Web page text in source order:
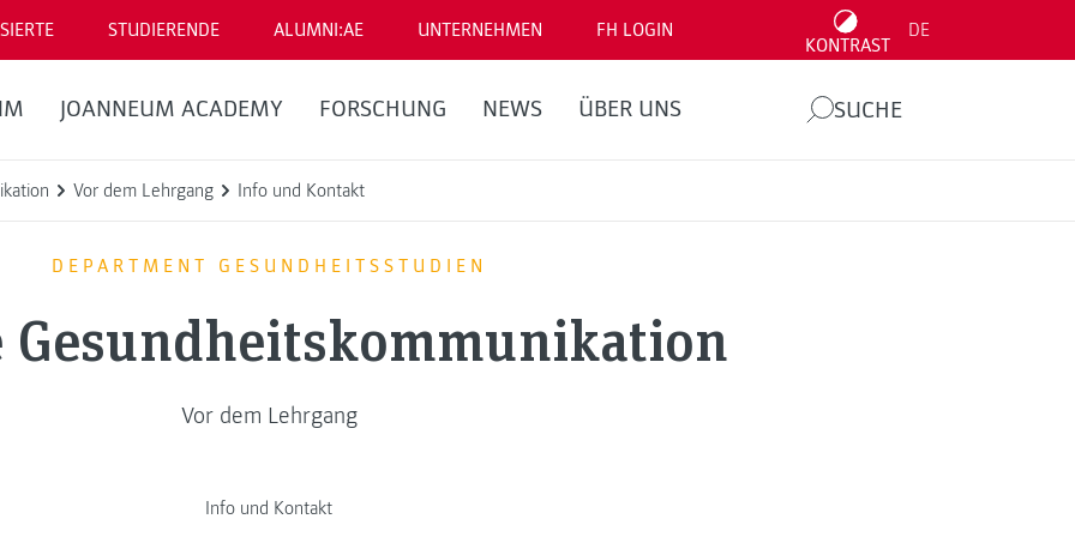
STUDIERENDE ALUMNI:AE UNTERNEHMEN FH LOGIN
KONTRAST
DE
JOANNEUM ACADEMY FORSCHUNG NEWS ÜBER UNS SUCHE
Vor dem Lehrgang Info und Kontakt
DEPARTMENT GESUNDHEITSSTUDIEN
Vor dem Lehrgang
Info und Kontakt